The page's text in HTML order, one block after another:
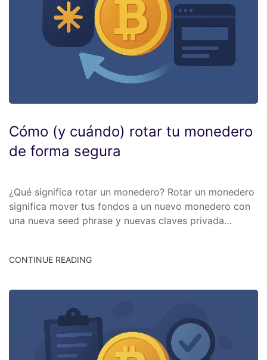
Cómo (y cuándo) rotar tu monedero
de forma segura
¿Qué significa rotar un monedero? Rotar un monedero
significa mover tus fondos a un nuevo monedero con
una nueva seed phrase y nuevas claves privada…
CONTINUE READING